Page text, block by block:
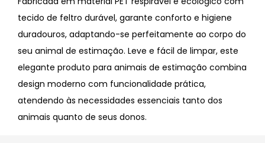
tecido de feltro durável, garante conforto e higiene
duradouros, adaptando-se perfeitamente ao corpo do
seu animal de estimação. Leve e fácil de limpar, este
elegante produto para animais de estimação combina
design moderno com funcionalidade prática,
atendendo às necessidades essenciais tanto dos
animais quanto de seus donos.